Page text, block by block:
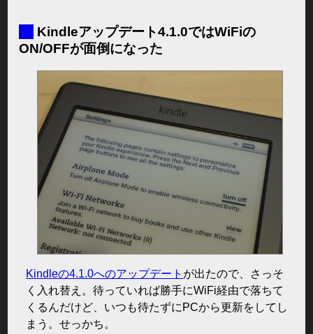
Kindleアップデート4.1.0ではWiFiの
ON/OFFが面倒になった
Kindleの4.1.0へのアップデート が出たので、さっそ
く入れ替え。待っていれば勝手にWiFi経由で落ちて
くるんだけど、いつも待たずにPCから更新をしてし
まう。せっかち。